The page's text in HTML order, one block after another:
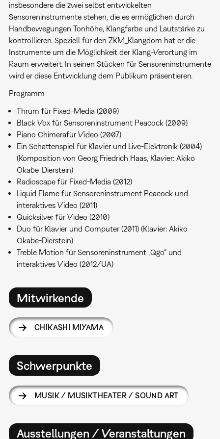
insbesondere die zwei selbst entwickelten
Sensoreninstrumente stehen, die es ermöglichen durch
Handbewegungen Tonhöhe, Klangfarbe und Lautstärke zu
kontrollieren. Speziell für den ZKM_Klangdom hat er die
Instrumente um die Möglichkeit der Klang-Verortung im
Raum erweitert. In seinen Stücken für Sensoreninstrumente
wird er diese Entwicklung dem Publikum präsentieren.
Programm
Thrum für Fixed-Media (2009)
Black Vox für Sensoreninstrument Peacock (2009)
Piano Chimerafür Video (2007)
Ein Schattenspiel für Klavier und Live-Elektronik (2004)
(Komposition von Georg Friedrich Haas, Klavier: Akiko
Okabe-Dierstein)
Radioscape für Fixed-Media (2012)
Liquid Flame für Sensoreninstrument Peacock und
interaktives Video (2011)
Quicksilver für Video (2010)
Duo für Klavier und Computer (2011) (Klavier: Akiko
Okabe-Dierstein)
Treble Motion für Sensoreninstrument „Qgo“ und
interaktives Video (2012/UA)
Mitwirkende
CHIKASHI MIYAMA
Schwerpunkte
MUSIK / MUSIKTHEATER / SOUND ART
Ausstellungen / Veranstaltungen